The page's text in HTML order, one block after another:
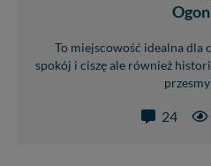
To miejscowość idealna dla
spokój i ciszę ale również
24